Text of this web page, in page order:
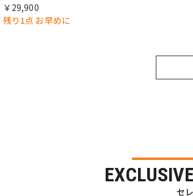
￥29,900
残り1点 お早めに
セ